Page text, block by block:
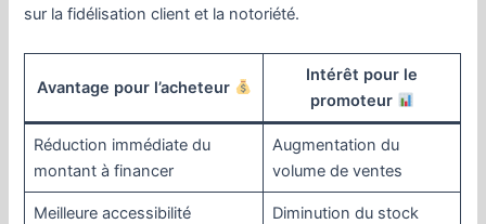
sur la fidélisation client et la notoriété.
Avantage pour l’acheteur
Intérêt pour le
promoteur
Réduction immédiate du
montant à financer
Augmentation du
volume de ventes
Meilleure accessibilité
Diminution du stock